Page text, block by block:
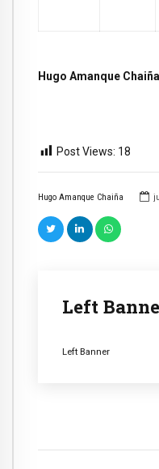
Hugo Amanque Chaiña
Left
Left Banner
Hugo Amanque
Post Views: 18